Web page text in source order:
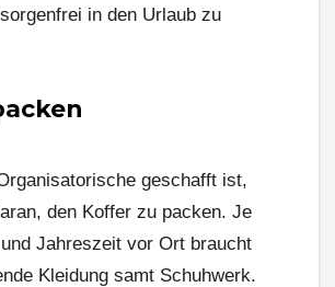
in den Urlaub zu
geschafft ist,
den Koffer zu packen. Je
Jahreszeit vor Ort braucht
Kleidung samt Schuhwerk.